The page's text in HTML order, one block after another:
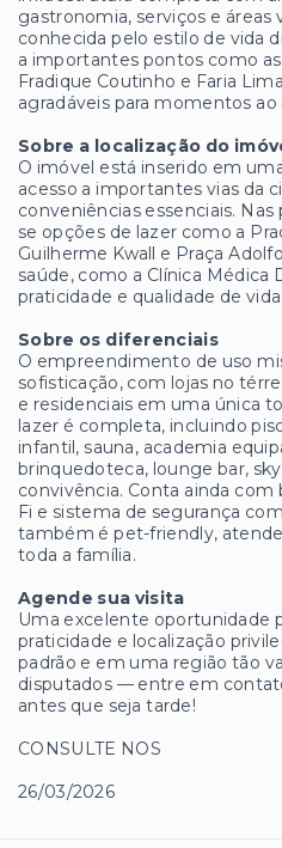
gastronomia, serviços e áreas
conhecida pelo estilo de vida
a importantes pontos como
Fradique Coutinho e Faria
agradáveis para momentos ao
Sobre a localização do
O imóvel está inserido em
acesso a importantes vias da
conveniências essenciais.
se opções de lazer como a
Guilherme Kwall e Praça
saúde, como a Clínica Médica
praticidade e qualidade de vida
Sobre os diferenciais
O empreendimento de uso
sofisticação, com lojas no
e residenciais em uma única
lazer é completa, incluindo
infantil, sauna, academia
brinquedoteca, lounge bar,
convivência. Conta ainda com
Fi e sistema de segurança
também é pet-friendly,
toda a família.
Agende sua visita
Uma excelente oportunidade
praticidade e localização
padrão e em uma região tão
disputados — entre em
antes que seja tarde!
CONSULTE NOS
26/03/2026